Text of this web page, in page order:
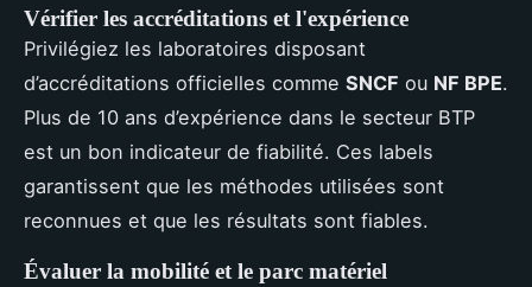
Vérifier les accréditations et l'expérience
Privilégiez les laboratoires disposant
d’accréditations officielles comme SNCF ou NF BPE.
Plus de 10 ans d’expérience dans le secteur BTP
est un bon indicateur de fiabilité. Ces labels
garantissent que les méthodes utilisées sont
reconnues et que les résultats sont fiables.
Évaluer la mobilité et le parc matériel